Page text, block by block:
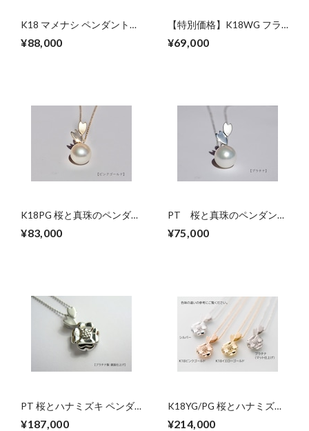
K18 マメナシ ペンダントネ
¥88,000
【特別価格】K18WG フラ
のペンダントネックレス
¥69,000
K18PG 桜と真珠のペンダン
トネックレス
¥83,000
PT 桜と真珠のペンダント
ネックレス
¥75,000
PT 桜とハナミズキ ペンダ
¥187,000
K18YG/PG 桜とハナミズキ
¥214,000